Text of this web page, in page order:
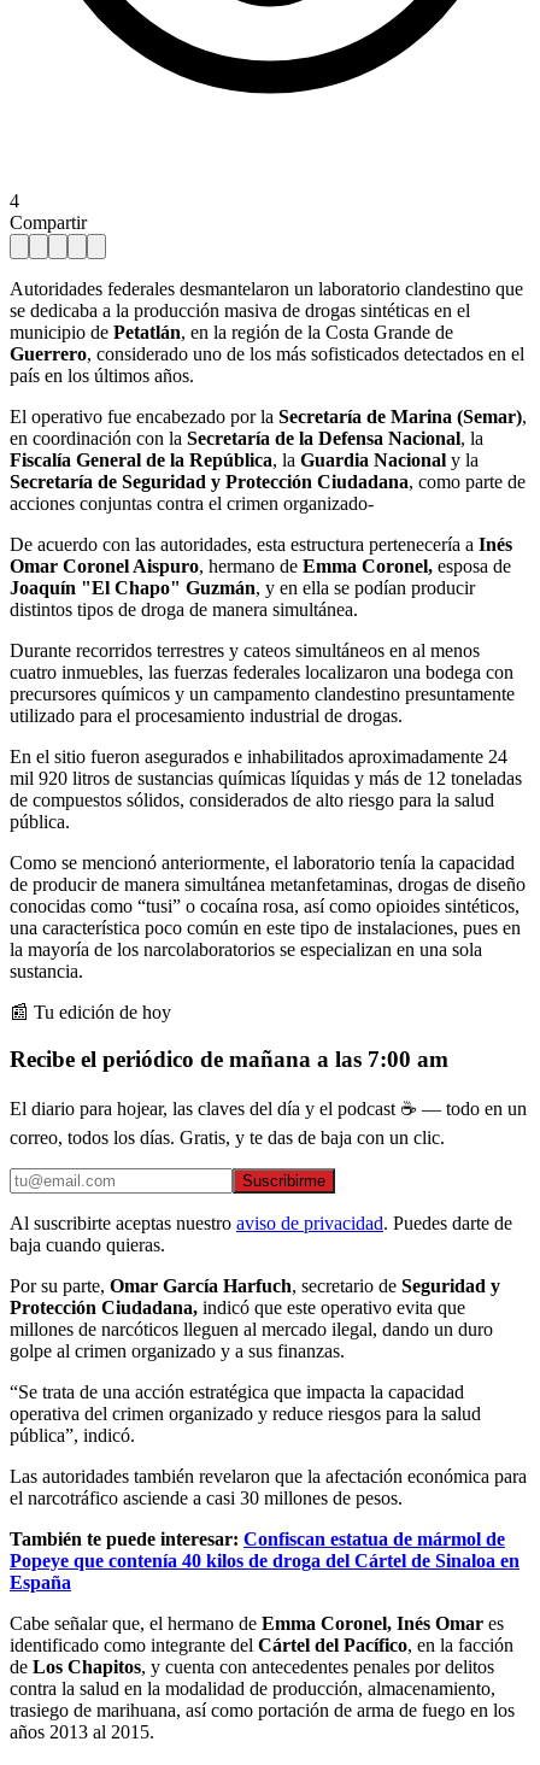
4
Compartir
Autoridades federales desmantelaron un laboratorio clandestino que
se dedicaba a la producción masiva de drogas sintéticas en el
municipio de Petatlán, en la región de la Costa Grande de
Guerrero, considerado uno de los más sofisticados detectados en el
país en los últimos años.
El operativo fue encabezado por la Secretaría de Marina (Semar),
en coordinación con la Secretaría de la Defensa Nacional, la
Fiscalía General de la República, la Guardia Nacional y la
Secretaría de Seguridad y Protección Ciudadana, como parte de
acciones conjuntas contra el crimen organizado-
De acuerdo con las autoridades, esta estructura pertenecería a Inés
Omar Coronel Aispuro, hermano de Emma Coronel, esposa de
Joaquín "El Chapo" Guzmán, y en ella se podían producir
distintos tipos de droga de manera simultánea.
Durante recorridos terrestres y cateos simultáneos en al menos
cuatro inmuebles, las fuerzas federales localizaron una bodega con
precursores químicos y un campamento clandestino presuntamente
utilizado para el procesamiento industrial de drogas.
En el sitio fueron asegurados e inhabilitados aproximadamente 24
mil 920 litros de sustancias químicas líquidas y más de 12 toneladas
de compuestos sólidos, considerados de alto riesgo para la salud
pública.
Como se mencionó anteriormente, el laboratorio tenía la capacidad
de producir de manera simultánea metanfetaminas, drogas de diseño
conocidas como “tusi” o cocaína rosa, así como opioides sintéticos,
una característica poco común en este tipo de instalaciones, pues en
la mayoría de los narcolaboratorios se especializan en una sola
sustancia.
📰 Tu edición de hoy
Recibe el periódico de mañana a las 7:00 am
El diario para hojear, las claves del día y el podcast ☕ — todo en un
correo, todos los días. Gratis, y te das de baja con un clic.
Suscribirme
Al suscribirte aceptas nuestro aviso de privacidad. Puedes darte de
baja cuando quieras.
Por su parte, Omar García Harfuch, secretario de Seguridad y
Protección Ciudadana, indicó que este operativo evita que
millones de narcóticos lleguen al mercado ilegal, dando un duro
golpe al crimen organizado y a sus finanzas.
“Se trata de una acción estratégica que impacta la capacidad
operativa del crimen organizado y reduce riesgos para la salud
pública”, indicó.
Las autoridades también revelaron que la afectación económica para
el narcotráfico asciende a casi 30 millones de pesos.
También te puede interesar: Confiscan estatua de mármol de
Popeye que contenía 40 kilos de droga del Cártel de Sinaloa en
España
Cabe señalar que, el hermano de Emma Coronel, Inés Omar es
identificado como integrante del Cártel del Pacífico, en la facción
de Los Chapitos, y cuenta con antecedentes penales por delitos
contra la salud en la modalidad de producción, almacenamiento,
trasiego de marihuana, así como portación de arma de fuego en los
años 2013 al 2015.